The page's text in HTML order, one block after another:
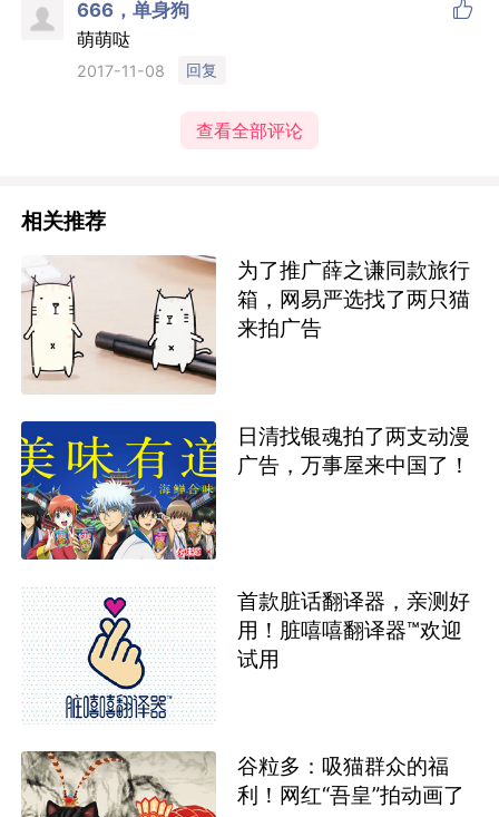
666，单身狗 
萌萌哒
2017-11-08 回复
查看全部评论
相关推荐
为了推广薛之谦同款旅行
箱，网易严选找了两只猫
来拍广告
日清找银魂拍了两支动漫
广告，万事屋来中国了！
首款脏话翻译器，亲测好
用！脏嘻嘻翻译器™欢迎
试用
谷粒多：吸猫群众的福
利！网红“吾皇”拍动画了